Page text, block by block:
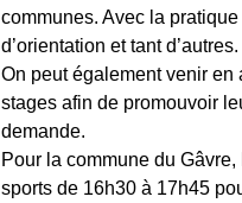
communes. Avec la
d’orientation et tant d’autres.
On peut également venir
stages afin de promouvoir
demande.
Pour la commune du
sports de 16h30 à 17h45